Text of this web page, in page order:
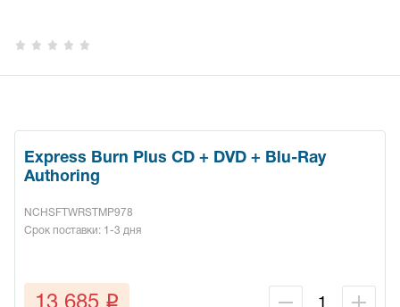
Express Burn Plus CD + DVD + Blu-Ray
Authoring
NCHSFTWRSTMP978
Срок поставки: 1-3 дня